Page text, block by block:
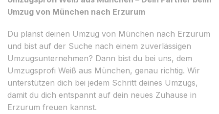
Umzug von München nach Erzurum
Du planst deinen Umzug von München nach Erzurum
und bist auf der Suche nach einem zuverlässigen
Umzugsunternehmen? Dann bist du bei uns, dem
Umzugsprofi Weiß aus München, genau richtig. Wir
unterstützen dich bei jedem Schritt deines Umzugs,
damit du dich entspannt auf dein neues Zuhause in
Erzurum freuen kannst.